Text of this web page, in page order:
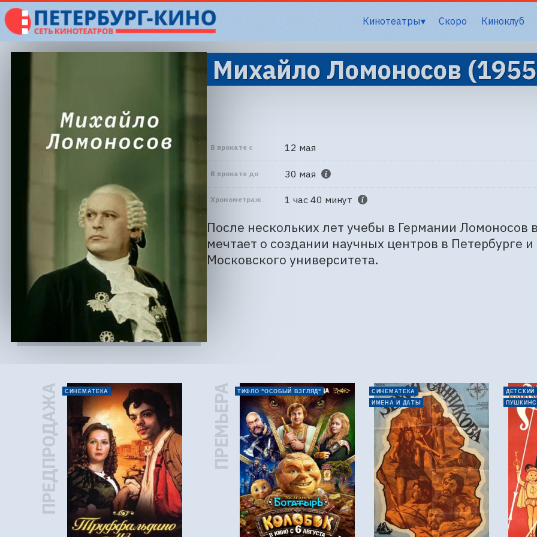
Кинотеатры Скоро Киноклуб
Михайло Ломоносов
В прокате с 12 мая
В прокате до 30 мая
Хронометраж 1 час 40 минут
После нескольких лет учебы в Германии Ломоносов
мечтает о создании научных центров в Петербурге
Московского университета.
ПРЕДПРОДАЖА СИНЕМАТЕКА ПРЕМЬЕРА ТИФЛО "ОСОБЫЙ ВЗГЛЯД"
СИНЕМАТЕКА
ИМЕНА И ДАТЫ
ДЕТСКИЙ